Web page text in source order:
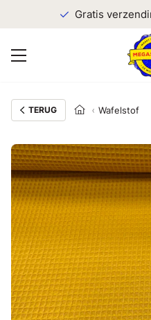
Gratis
TERUG Wafelstof